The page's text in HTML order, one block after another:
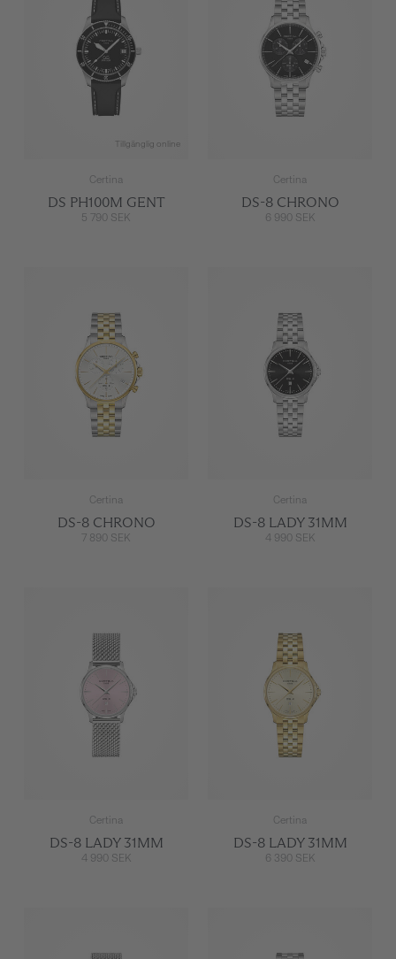
Tillgänglig online
Certina
DS PH100M GENT
5 790 SEK
Certina
DS-8 CHRONO
6 990 SEK
Certina
DS-8 CHRONO
7 890 SEK
Certina
DS-8 LADY 31MM
4 990 SEK
Certina
DS-8 LADY 31MM
4 990 SEK
Certina
DS-8 LADY 31MM
6 390 SEK